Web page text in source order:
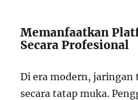
Memanfaatkan
Secara Profesional
Di era modern,
secara tatap muka.